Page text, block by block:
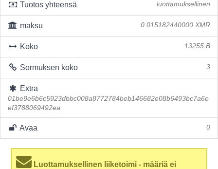
Tuotos yhteensä luottamuksellinen
maksu 0.015182440000 XMR
Koko 13255 B
Sormuksen koko 3
Extra
01be9e6b6c5923dbbc008a8772784beb146682e08b6493bc7a6e
ef3788069492ea
Avaa 0
Luottamuksellinen liiketoimi - määriä ei